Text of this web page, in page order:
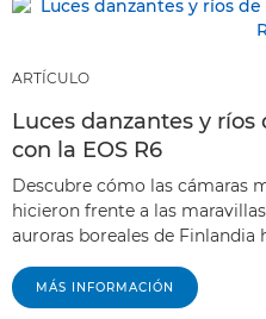
ARTÍCULO
Luces danzantes y
con la EOS R6
Descubre cómo las cámaras
hicieron frente a las
auroras boreales de Finlandia
MÁS INFORMACIÓN